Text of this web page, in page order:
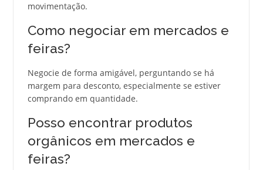
movimentação.
Como negociar em mercados e
feiras?
Negocie de forma amigável, perguntando se há
margem para desconto, especialmente se estiver
comprando em quantidade.
Posso encontrar produtos
orgânicos em mercados e
feiras?